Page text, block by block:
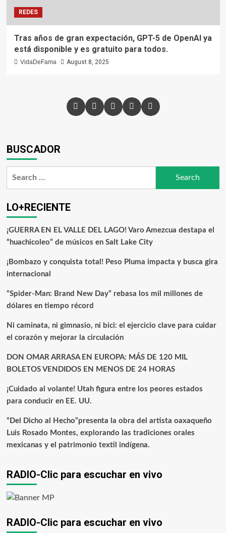
REDES
Tras años de gran expectación, GPT-5 de OpenAI ya
está disponible y es gratuito para todos.
VidaDeFama August 8, 2025
BUSCADOR
LO+RECIENTE
¡GUERRA EN EL VALLE DEL LAGO! Varo Amezcua destapa el
“huachicoleo” de músicos en Salt Lake City
¡Bombazo y conquista total! Peso Pluma impacta y busca gira
internacional
“Spider-Man: Brand New Day” rebasa los mil millones de
dólares en tiempo récord
Ni caminata, ni gimnasio, ni bici: el ejercicio clave para cuidar
el corazón y mejorar la circulación
DON OMAR ARRASA EN EUROPA: MÁS DE 120 MIL
BOLETOS VENDIDOS EN MENOS DE 24 HORAS
¡Cuidado al volante! Utah figura entre los peores estados
para conducir en EE. UU.
“Del Dicho al Hecho”presenta la obra del artista oaxaqueño
Luis Rosado Montes, explorando las tradiciones orales
mexicanas y el patrimonio textil indígena.
RADIO-Clic para escuchar en vivo
RADIO-Clic para escuchar en vivo